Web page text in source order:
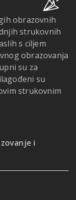
obrazovnih
strukovnih
s ciljem
obrazovanja
su za
su
strukovnim
i